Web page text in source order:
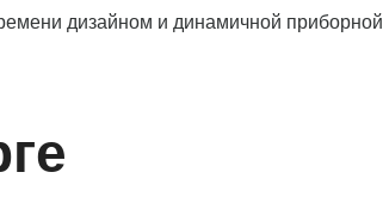
дизайном и динамичной приборной